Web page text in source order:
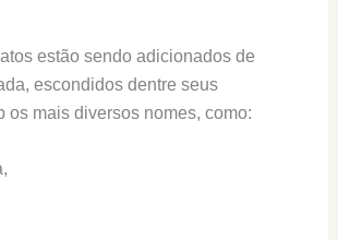
estão sendo adicionados de
escondidos dentre seus
os mais diversos nomes, como: